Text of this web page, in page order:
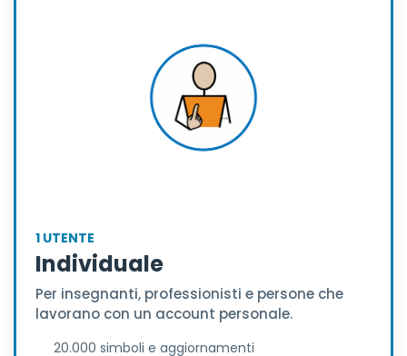
1 UTENTE
Individuale
Per insegnanti, professionisti e persone che
lavorano con un account personale.
20.000 simboli e aggiornamenti